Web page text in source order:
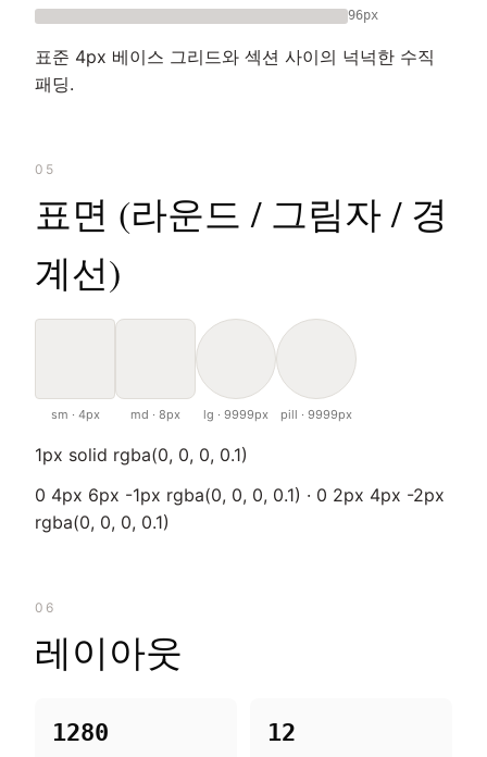
96px
표준 4px 베이스 그리드와 섹션 사이의 넉넉한 수직
패딩.
05
표면 (라운드 / 그림자 / 경
계선)
sm · 4px md · 8px lg · 9999px pill · 9999px
1px solid rgba(0, 0, 0, 0.1)
0 4px 6px -1px rgba(0, 0, 0, 0.1) · 0 2px 4px -2px
rgba(0, 0, 0, 0.1)
06
레이아웃
1280 12